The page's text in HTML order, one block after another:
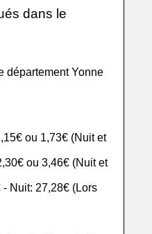
dans le
département Yonne
ou 1,73€ (Nuit et
ou 3,46€ (Nuit et
Nuit: 27,28€ (Lors